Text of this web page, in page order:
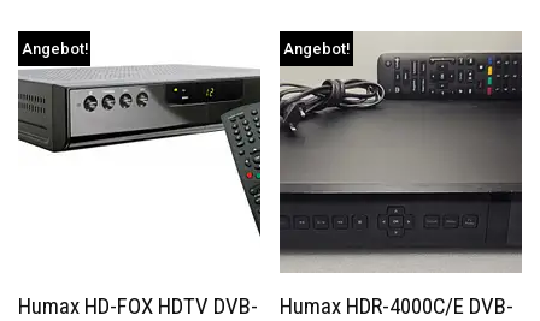
Angebot!
Humax HD-FOX HDTV DVB-
Angebot!
Humax HDR-4000C/E DVB-